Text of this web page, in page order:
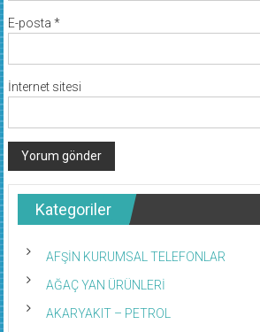
E-posta *
İnternet sitesi
Kategoriler
AFŞİN KURUMSAL TELEFONLAR
AĞAÇ YAN ÜRÜNLERİ
AKARYAKIT – PETROL